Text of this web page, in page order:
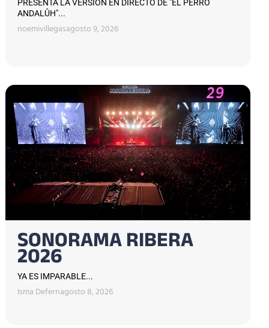
PRESENTA LA VERSIÓN EN DIRECTO DE "EL PERRO
ANDALÛH"...
noemivillegasagosto 9, 2026
SONORAMA RIBERA
2026
YA ES IMPARABLE...
Isma Defernagosto 8, 2026